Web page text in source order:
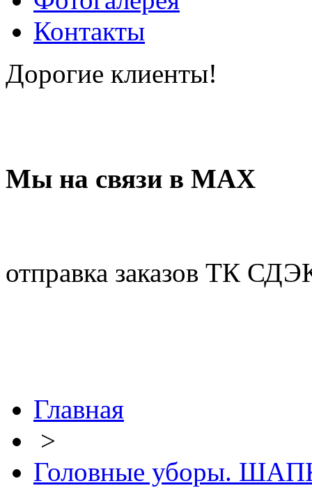
Контакты
Дорогие клиенты!
Мы на связи в МАХ
отправка заказов ТК
Главная
>
Головные уборы.